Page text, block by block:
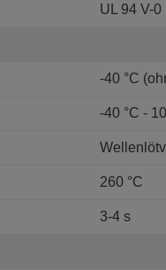
UL 94 V-0
-40 °C
-40 °C -
260 °C
3-4 s